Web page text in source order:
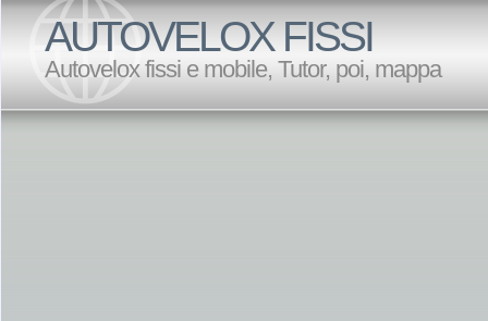
AUTOVELOX FISSI
Autovelox fissi e mobile, Tutor, poi, mappa